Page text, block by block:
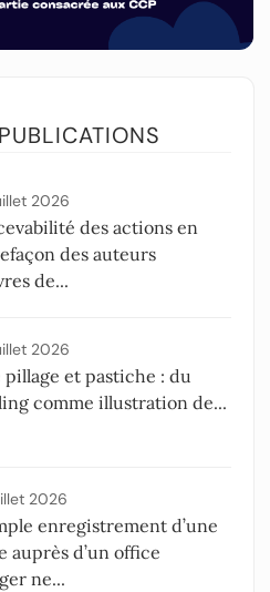
2026
des actions en
des auteurs
de...
2026
pillage et pastiche : du
comme illustration de...
2026
enregistrement d’une
auprès d’un office
ne...